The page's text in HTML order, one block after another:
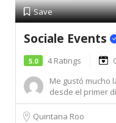
Save
Sociale Events
5.0 4 Ratings
Me gustó mucho
desde el primer
sencillo...
Quintana Roo